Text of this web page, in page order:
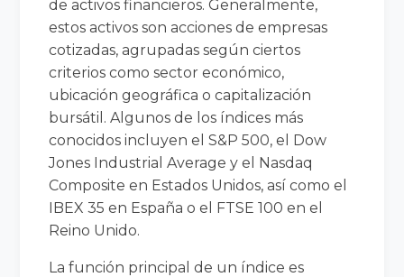
de activos financieros. Generalmente,
estos activos son acciones de empresas
cotizadas, agrupadas según ciertos
criterios como sector económico,
ubicación geográfica o capitalización
bursátil. Algunos de los índices más
conocidos incluyen el S&P 500, el Dow
Jones Industrial Average y el Nasdaq
Composite en Estados Unidos, así como el
IBEX 35 en España o el FTSE 100 en el
Reino Unido.
La función principal de un índice es